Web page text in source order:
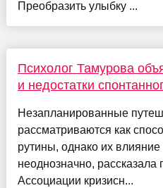
Преобразить улыбку ...
Психолог Тамурова
и недостатки
Незапланированные
рассматриваются как
рутины, однако их влияние
неоднозначно, рассказала
Ассоциации кризисн...